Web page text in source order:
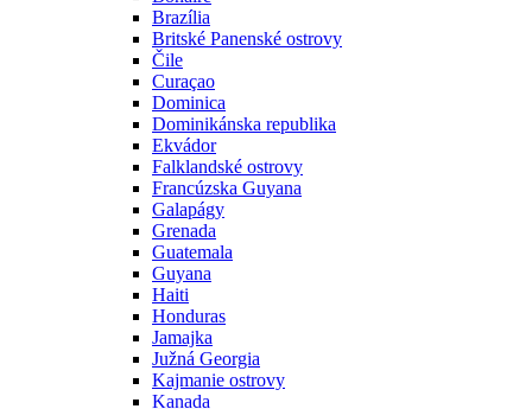
Brazília
Britské Panenské ostrovy
Čile
Curaçao
Dominica
Dominikánska republika
Ekvádor
Falklandské ostrovy
Francúzska Guyana
Galapágy
Grenada
Guatemala
Guyana
Haiti
Honduras
Jamajka
Južná Georgia
Kajmanie ostrovy
Kanada